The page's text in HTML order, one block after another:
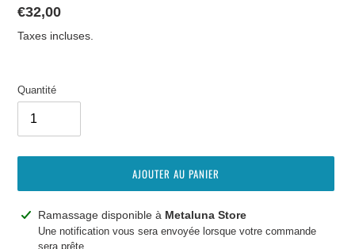
Prix
normal
€32,00
Taxes incluses.
Quantité
AJOUTER AU PANIER
AjoutRamassage disponible à Metaluna Store
Une notification vous sera envoyée lorsque votre commande
sera prête